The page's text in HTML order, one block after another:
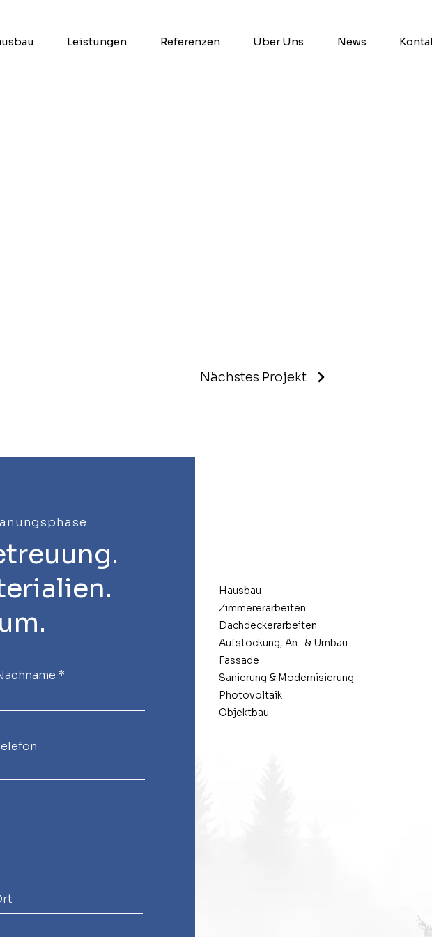
Leistungen Referenzen Über Uns News
Nächstes Projekt
Hausbau
Zimmererarbeiten
Dachdeckerarbeiten
Aufstockung, An- & Umbau
Fassade
Sanierung & Modernisierung
Photovoltaik
Objektbau